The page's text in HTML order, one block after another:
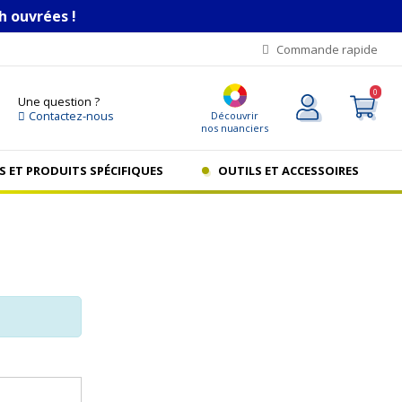
ouvrées !
Commande rapide
Une question ?
Contactez-nous
Découvrir
nos nuanciers
0
ET PRODUITS SPÉCIFIQUES OUTILS ET ACCESSOIRES